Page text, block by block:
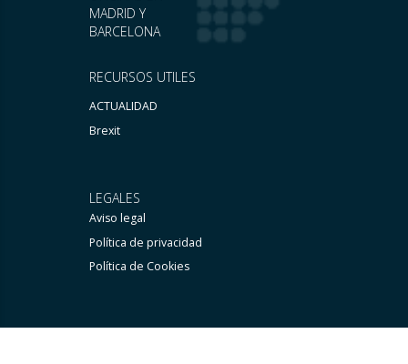
RECURSOS UTILES
ACTUALIDAD
Brexit
MADRID Y
BARCELONA
LEGALES
Aviso legal
Política de privacidad
Política de Cookies